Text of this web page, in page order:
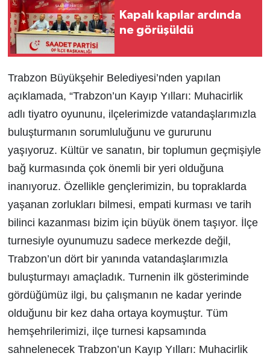
Kapalı kapılar ardında
ne görüşüldü
Trabzon Büyükşehir Belediyesi’nden yapılan
açıklamada, “Trabzon’un Kayıp Yılları: Muhacirlik
adlı tiyatro oyununu, ilçelerimizde vatandaşlarımızla
buluşturmanın sorumluluğunu ve gururunu
yaşıyoruz. Kültür ve sanatın, bir toplumun geçmişiyle
bağ kurmasında çok önemli bir yeri olduğuna
inanıyoruz. Özellikle gençlerimizin, bu topraklarda
yaşanan zorlukları bilmesi, empati kurması ve tarih
bilinci kazanması bizim için büyük önem taşıyor. İlçe
turnesiyle oyunumuzu sadece merkezde değil,
Trabzon’un dört bir yanında vatandaşlarımızla
buluşturmayı amaçladık. Turnenin ilk gösteriminde
gördüğümüz ilgi, bu çalışmanın ne kadar yerinde
olduğunu bir kez daha ortaya koymuştur. Tüm
hemşehrilerimizi, ilçe turnesi kapsamında
sahnelenecek Trabzon’un Kayıp Yılları: Muhacirlik